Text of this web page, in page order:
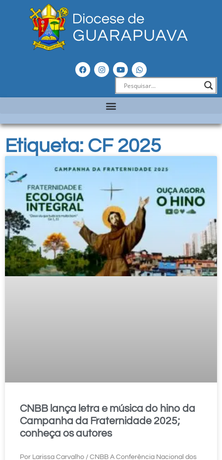
Etiqueta: CF 2025
CNBB lança letra e música do hino da
Campanha da Fraternidade 2025;
conheça os autores
Por Larissa Carvalho / CNBB A Conferência Nacional dos